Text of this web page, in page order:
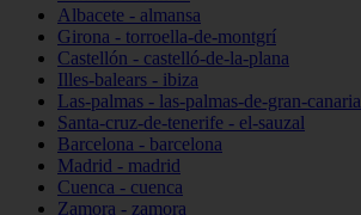
Albacete - almansa
Girona - torroella-de-montgrí
Castellón - castelló-de-la-plana
Illes-balears - ibiza
Las-palmas - las-palmas-de-gran-canaria
Santa-cruz-de-tenerife - el-sauzal
Barcelona - barcelona
Madrid - madrid
Cuenca - cuenca
Zamora - zamora